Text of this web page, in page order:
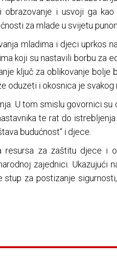
i usvoji ga kao
za mlade u svijetu
mladima i djeci uprkos
koji su nastavili borbu za
ključ za oblikovanje bolje
i okosnica je svakog
U tom smislu govornici su
te rat do
budućnost“ i djece.
za zaštitu djece i
zajednici. Ukazujući
za postizanje